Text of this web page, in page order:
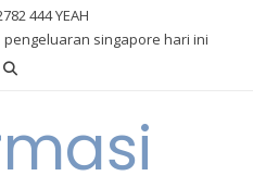
444 YEAH
pengeluaran singapore hari ini